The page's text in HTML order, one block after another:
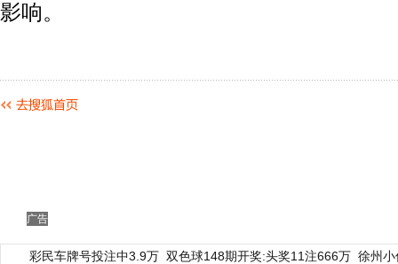
影响。
广告
彩民车牌号投注中3.9万 双色球148期开奖:头奖11注666万 徐州